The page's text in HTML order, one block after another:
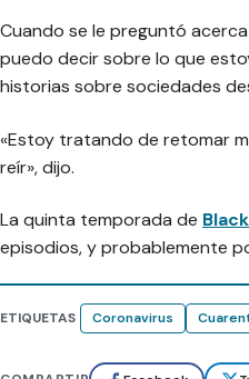
Cuando se le preguntó
puedo decir sobre lo que
historias sobre sociedades
«Estoy tratando de retomar
reír», dijo.
La quinta temporada de
episodios, y probablemente
ETIQUETAS Coronavirus